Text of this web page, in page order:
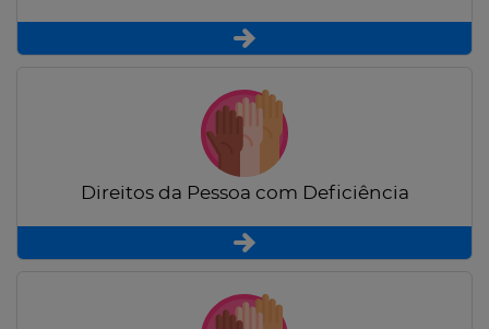
Direitos da Pessoa com Deficiência